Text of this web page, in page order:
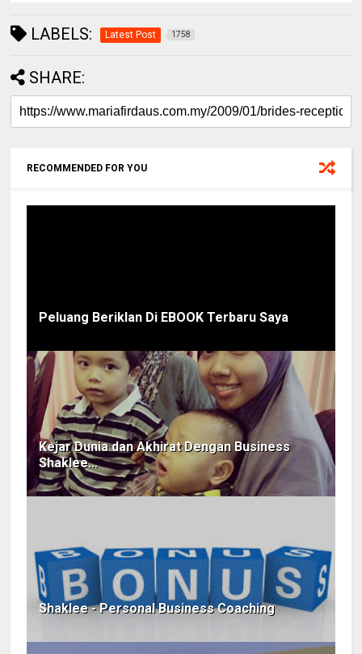
LABELS: Latest Post 1758
SHARE:
RECOMMENDED FOR YOU
Peluang Beriklan Di EBOOK Terbaru Saya
Kejar Dunia dan Akhirat Dengan Business
Shaklee...
Shaklee - Personal Business Coaching